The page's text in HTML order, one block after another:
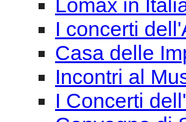
Lomax in
I concerti
Casa delle
Incontri al
I Concerti